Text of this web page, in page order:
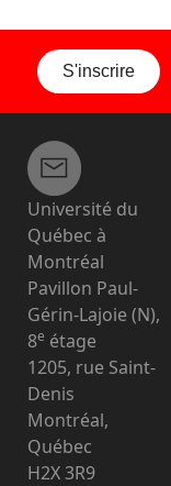
S'inscrire
Université du
Québec à
Montréal
Pavillon Paul-
Gérin-Lajoie (N),
8e étage
1205, rue Saint-
Denis
Montréal,
Québec
H2X 3R9